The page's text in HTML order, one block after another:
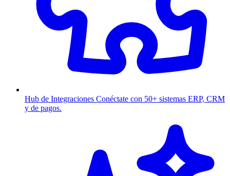
Hub de Integraciones Conéctate con 50+ sistemas ERP, CRM
y de pagos.